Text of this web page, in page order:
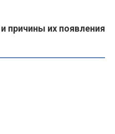
причины их появления